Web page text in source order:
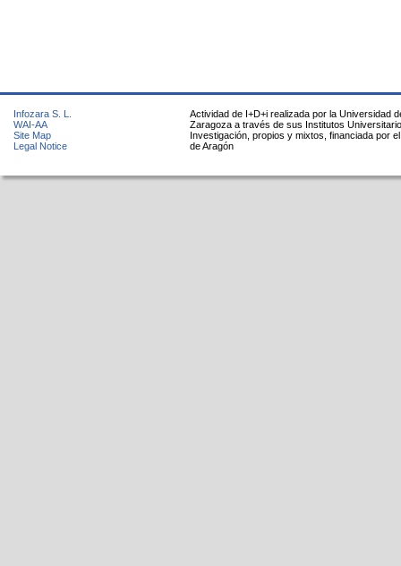
Infozara S. L.
WAI-AA
Site Map
Legal Notice
Actividad de I+D+i realizada por la Universidad
Zaragoza a través de sus Institutos
Investigación, propios y mixtos, financiada por
de Aragón